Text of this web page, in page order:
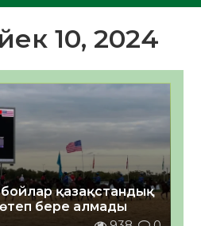
10, 2024
қазақстандық
бере алмады